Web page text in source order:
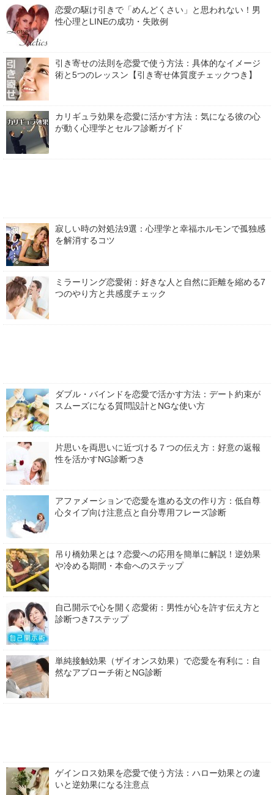
恋愛の駆け引きで「めんどくさい」と思われない！男
性心理とLINEの成功・失敗例
引き寄せの法則を恋愛で使う方法：具体的なイメージ
術と5つのレッスン【引き寄せ体質度チェックつき】
カリギュラ効果を恋愛に活かす方法：気になる彼の心
が動く心理学とセルフ診断ガイド
寂しい時の対処法9選：心理学と幸福ホルモンで孤独感
を解消するコツ
ミラーリング恋愛術：好きな人と自然に距離を縮める7
つのやり方と共感度チェック
ダブル・バインドを恋愛で活かす方法：デート約束が
スムーズになる質問設計とNGな使い方
片思いを両思いに近づける７つの伝え方：好意の返報
性を活かすNG診断つき
アファメーションで恋愛を進める文の作り方：低自尊
心タイプ向け注意点と自分専用フレーズ診断
吊り橋効果とは？恋愛への応用を簡単に解説！逆効果
や冷める期間・本命へのステップ
自己開示で心を開く恋愛術：男性が心を許す伝え方と
診断つき7ステップ
単純接触効果（ザイオンス効果）で恋愛を有利に：自
然なアプローチ術とNG診断
ゲインロス効果を恋愛で使う方法：ハロー効果との違
いと逆効果になる注意点